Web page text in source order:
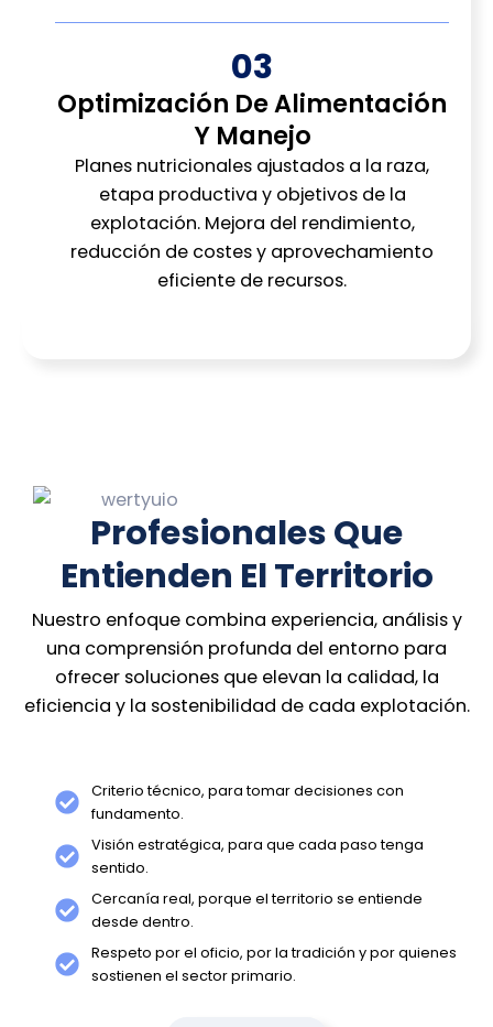
03
Optimización De Alimentación
Y Manejo
Planes nutricionales ajustados a la raza,
etapa productiva y objetivos de la
explotación. Mejora del rendimiento,
reducción de costes y aprovechamiento
eficiente de recursos.
Profesionales Que
Entienden El Territorio
Nuestro enfoque combina experiencia, análisis y
una comprensión profunda del entorno para
ofrecer soluciones que elevan la calidad, la
eficiencia y la sostenibilidad de cada explotación.
Criterio técnico, para tomar decisiones con
fundamento.
Visión estratégica, para que cada paso tenga
sentido.
Cercanía real, porque el territorio se entiende
desde dentro.
Respeto por el oficio, por la tradición y por quienes
sostienen el sector primario.